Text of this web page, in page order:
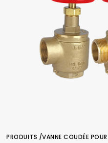
PRODUITS /VANNE COUDÉE